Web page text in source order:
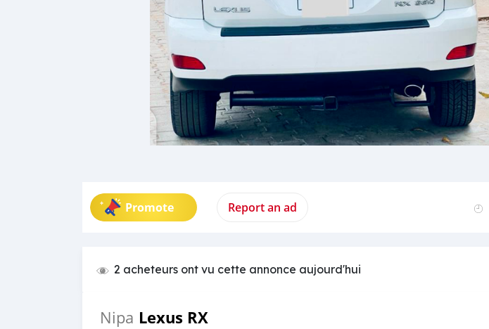
Promote Report an ad
2 acheteurs ont vu cette annonce aujourd'hui
Nipa Lexus RX